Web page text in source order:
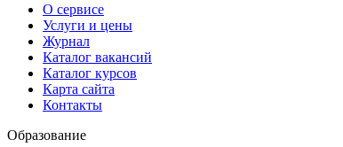
О сервисе
Услуги и цены
Журнал
Каталог вакансий
Каталог курсов
Карта сайта
Контакты
Образование